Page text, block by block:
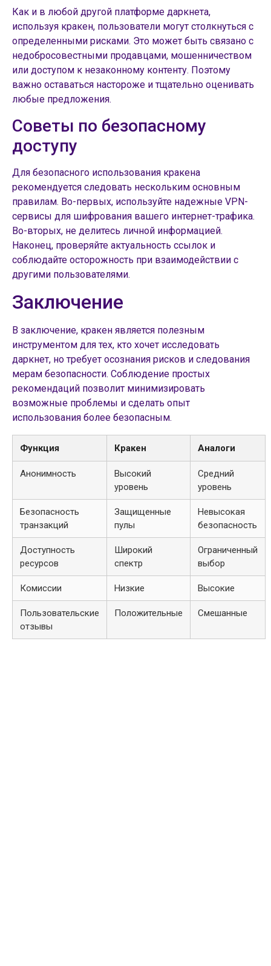
Как и в любой другой платформе даркнета,
используя кракен, пользователи могут столкнуться с
определенными рисками. Это может быть связано с
недобросовестными продавцами, мошенничеством
или доступом к незаконному контенту. Поэтому
важно оставаться настороже и тщательно оценивать
любые предложения.
Советы по безопасному
доступу
Для безопасного использования кракена
рекомендуется следовать нескольким основным
правилам. Во-первых, используйте надежные VPN-
сервисы для шифрования вашего интернет-трафика.
Во-вторых, не делитесь личной информацией.
Наконец, проверяйте актуальность ссылок и
соблюдайте осторожность при взаимодействии с
другими пользователями.
Заключение
В заключение, кракен является полезным
инструментом для тех, кто хочет исследовать
даркнет, но требует осознания рисков и следования
мерам безопасности. Соблюдение простых
рекомендаций позволит минимизировать
возможные проблемы и сделать опыт
использования более безопасным.
Функция Кракен Аналоги
Анонимность
Высокий
уровень
Средний
уровень
Безопасность
транзакций
Защищенные
пулы
Невысокая
безопасность
Доступность
ресурсов
Широкий
спектр
Ограниченный
выбор
Комиссии Низкие Высокие
Пользовательские
отзывы
Положительные Смешанные